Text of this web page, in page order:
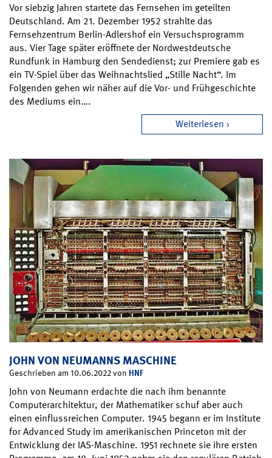
Vor siebzig Jahren startete das Fernsehen im geteilten
Deutschland. Am 21. Dezember 1952 strahlte das
Fernsehzentrum Berlin-Adlershof ein Versuchsprogramm
aus. Vier Tage später eröffnete der Nordwestdeutsche
Rundfunk in Hamburg den Sendedienst; zur Premiere gab es
ein TV-Spiel über das Weihnachtslied „Stille Nacht“. Im
Folgenden gehen wir näher auf die Vor- und Frühgeschichte
des Mediums ein….
Weiterlesen
JOHN VON NEUMANNS MASCHINE
Geschrieben am 10.06.2022 von HNF
John von Neumann erdachte die nach ihm benannte
Computerarchitektur, der Mathematiker schuf aber auch
einen einflussreichen Computer. 1945 begann er im Institute
for Advanced Study im amerikanischen Princeton mit der
Entwicklung der IAS-Maschine. 1951 rechnete sie ihre ersten